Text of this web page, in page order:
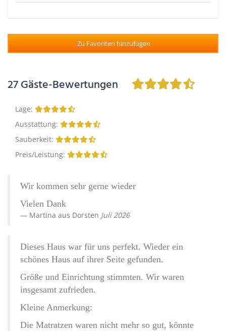
Zu Favoriten hinzufügen
27Gäste-Bewertungen
Lage:
Ausstattung:
Sauberkeit:
Preis/Leistung:
Wir kommen sehr gerne wieder
Vielen Dank
Martina aus Dorsten Juli 2026
Dieses Haus war für uns perfekt. Wieder ein
schönes Haus auf ihrer Seite gefunden.
Größe und Einrichtung stimmten. Wir waren
insgesamt zufrieden.
Kleine Anmerkung:
Die Matratzen waren nicht mehr so gut, könnte